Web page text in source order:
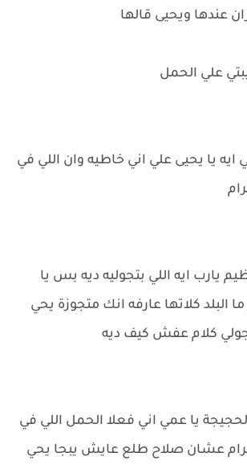
عندها ويحيى قالها
علي الحمل
ايه يا يحيى علي اني خاطيه وان اللي في
يارب ايه اللي بتجوليه ديه بس يا
ما البلد كلاتها عارفه انك متجوزة يحي
تجولي كلام عفش كيف ديه
يا عمي اني فعلا الحمل اللي في
عشان صلاح طلع عايش يبجا يحي